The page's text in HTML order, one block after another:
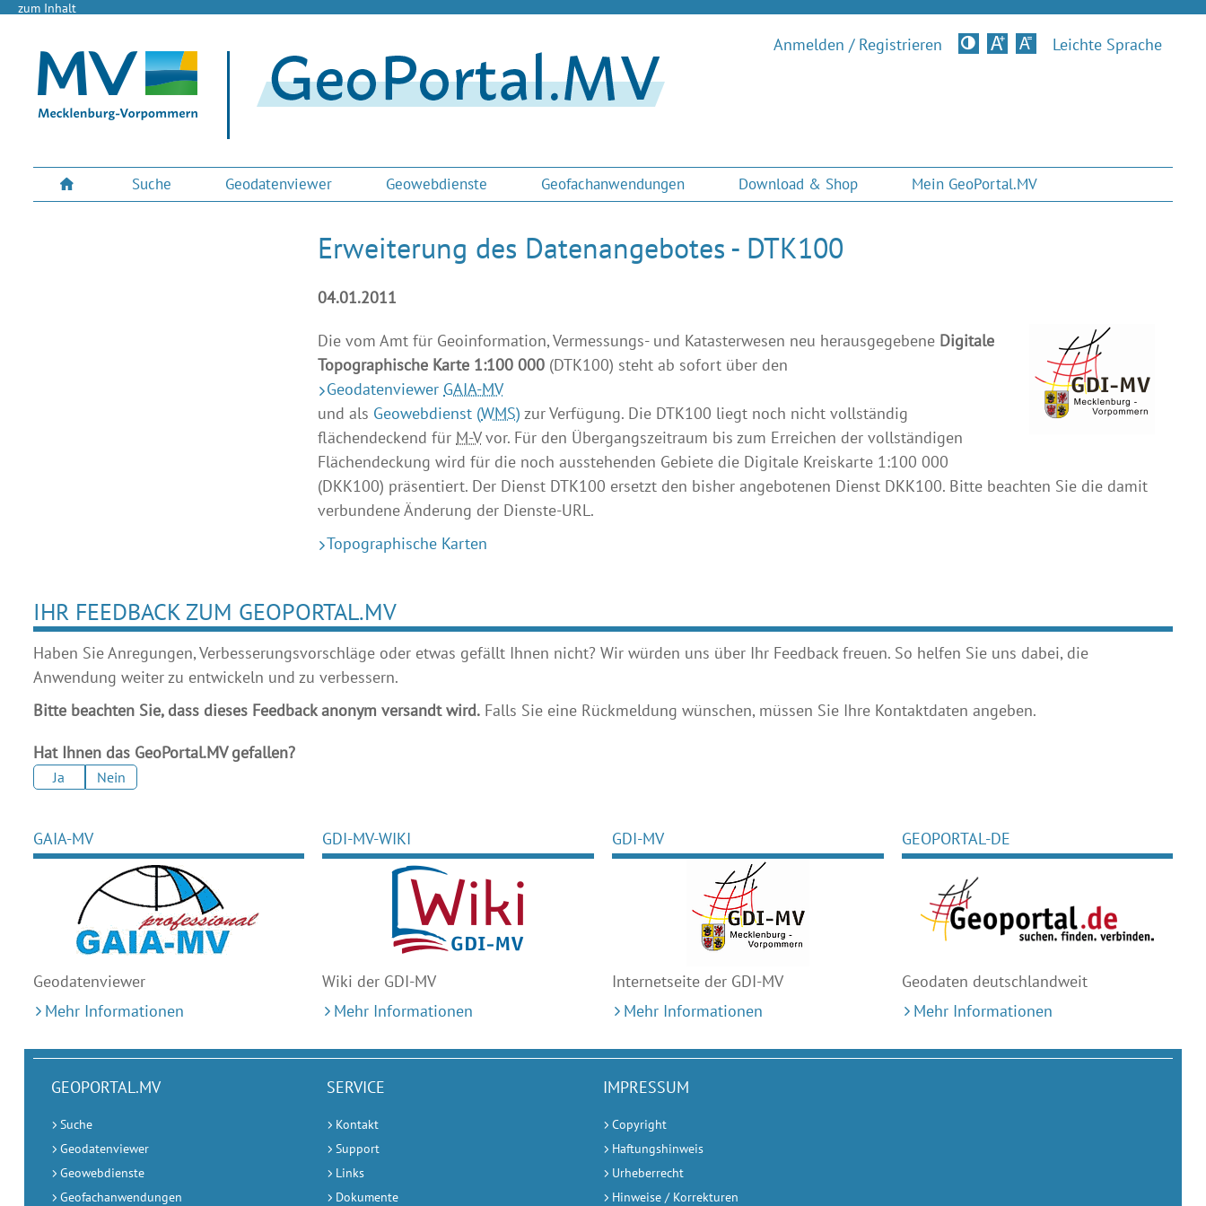
zum Inhalt
Anmelden / Registrieren KontrastversionLeichte Sprache
Suche Geodatenviewer Geowebdienste Geofachanwendungen Download & Shop Mein GeoPortal.MV
Erweiterung des Datenangebotes - DTK100
04.01.2011
Die vom Amt für Geoinformation, Vermessungs- und Katasterwesen neu herausgegebene Digitale
Topographische Karte 1:100 000 (DTK100) steht ab sofort über den
Geodatenviewer GAIA-MV
und als Geowebdienst (WMS) zur Verfügung. Die DTK100 liegt noch nicht vollständig
flächendeckend für M-Vvor. Für den Übergangszeitraum bis zum Erreichen der vollständigen
Flächendeckung wird für die noch ausstehenden Gebiete die Digitale Kreiskarte 1:100 000
(DKK100) präsentiert. Der Dienst DTK100 ersetzt den bisher angebotenen Dienst DKK100. Bitte beachten Sie die damit
verbundene Änderung der Dienste-URL.
Topographische Karten
IHR FEEDBACK ZUM GEOPORTAL.MV
Haben Sie Anregungen, Verbesserungsvorschläge oder etwas gefällt Ihnen nicht? Wir würden uns über Ihr Feedback freuen. So helfen Sie uns dabei, die
Anwendung weiter zu entwickeln und zu verbessern.
Bitte beachten Sie, dass dieses Feedback anonym versandt wird.Falls Sie eine Rückmeldung wünschen, müssen Sie Ihre Kontaktdaten angeben.
Hat Ihnen das GeoPortal.MV gefallen?
Ja Nein
GAIA-MV
Geodatenviewer
Mehr Informationen
GDI-MV-WIKI
Wiki der GDI-MV
Mehr Informationen
GDI-MV
Internetseite der GDI-MV
Mehr Informationen
GEOPORTAL-DE
Geodaten deutschlandweit
Mehr Informationen
GEOPORTAL.MV
Suche
Geodatenviewer
Geowebdienste
Geofachanwendungen
SERVICE
Kontakt
Support
Links
Dokumente
IMPRESSUM
Copyright
Haftungshinweis
Urheberrecht
Hinweise / Korrekturen